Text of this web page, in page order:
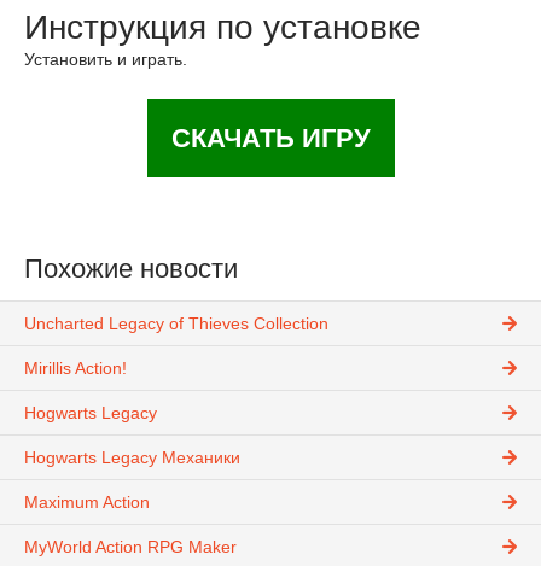
Инструкция по установке
Установить и играть.
СКАЧАТЬ ИГРУ
Похожие новости
Uncharted Legacy of Thieves Collection
Mirillis Action!
Hogwarts Legacy
Hogwarts Legacy Механики
Maximum Action
MyWorld Action RPG Maker